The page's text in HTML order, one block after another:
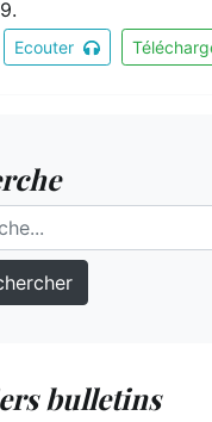
Ecouter
bulletins